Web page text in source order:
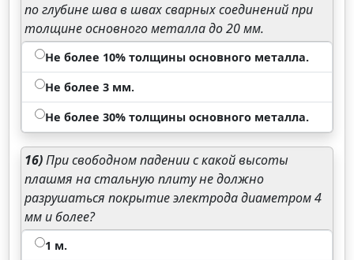
по глубине шва в швах сварных соединений при
толщине основного металла до 20 мм.
Не более 10% толщины основного металла.
Не более 3 мм.
Не более 30% толщины основного металла.
16)При свободном падении с какой высоты
плашмя на стальную плиту не должно
разрушаться покрытие электрода диаметром 4
мм и более?
1 м.